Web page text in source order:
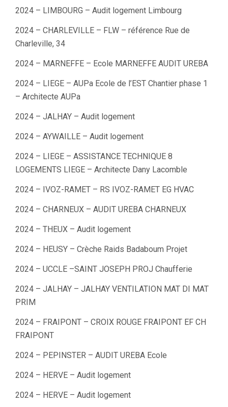
2024 – LIMBOURG – Audit logement Limbourg
2024 – CHARLEVILLE – FLW – référence Rue de
Charleville, 34
2024 – MARNEFFE – Ecole MARNEFFE AUDIT UREBA
2024 – LIEGE – AUPa Ecole de l’EST Chantier phase 1
– Architecte AUPa
2024 – JALHAY – Audit logement
2024 – AYWAILLE – Audit logement
2024 – LIEGE – ASSISTANCE TECHNIQUE 8
LOGEMENTS LIEGE – Architecte Dany Lacomble
2024 – IVOZ-RAMET – RS IVOZ-RAMET EG HVAC
2024 – CHARNEUX – AUDIT UREBA CHARNEUX
2024 – THEUX – Audit logement
2024 – HEUSY – Crèche Raids Badaboum Projet
2024 – UCCLE –SAINT JOSEPH PROJ Chaufferie
2024 – JALHAY – JALHAY VENTILATION MAT DI MAT
PRIM
2024 – FRAIPONT – CROIX ROUGE FRAIPONT EF CH
FRAIPONT
2024 – PEPINSTER – AUDIT UREBA Ecole
2024 – HERVE – Audit logement
2024 – HERVE – Audit logement